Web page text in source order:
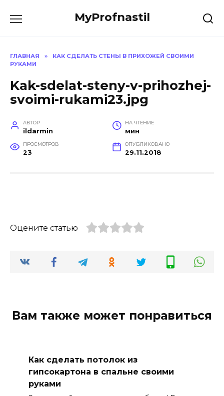
MyProfnastil
ГЛАВНАЯ »
КАК СДЕЛАТЬ СТЕНЫ В ПРИХОЖЕЙ СВОИМИ
РУКАМИ
Kak-sdelat-steny-v-prihozhej-
svoimi-rukami23.jpg
АВТОР
ildarmin
НА ЧТЕНИЕ
мин
ПРОСМОТРОВ
23
ОПУБЛИКОВАНО
29.11.2018
Оцените статью
Вам также может понравиться
Как сделать потолок из
гипсокартона в спальне своими
руками